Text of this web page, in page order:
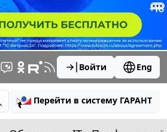
Войти Eng
Перейти в систему ГАРАНТ